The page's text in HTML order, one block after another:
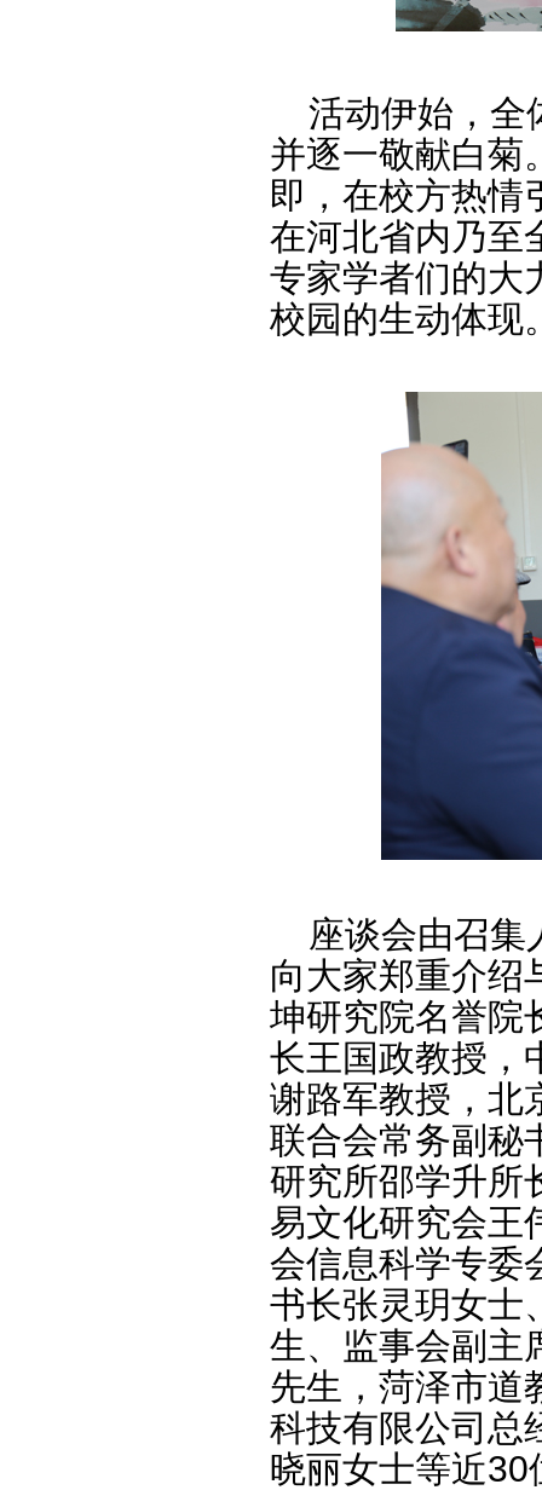
活动伊始，全
并逐一敬献白菊
即，在校方热情
在河北省内乃至
专家学者们的大
校园的生动体现
座谈会由召集
向大家郑重介绍
坤研究院名誉院
长王国政教授，
谢路军教授，北
联合会常务副秘
研究所邵学升所
易文化研究会王
会信息科学专委
书长张灵玥女士
生、监事会副主
先生，菏泽市道
科技有限公司总
晓丽女士等近